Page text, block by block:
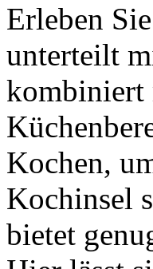
Erleben
unterteilt
kombiniert
Kochen,
Kochinsel
bietet